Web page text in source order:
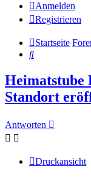
Anmelden
Registrieren
Startseite
Suche
Heimatstube
Standort
Antworten
Druckansicht